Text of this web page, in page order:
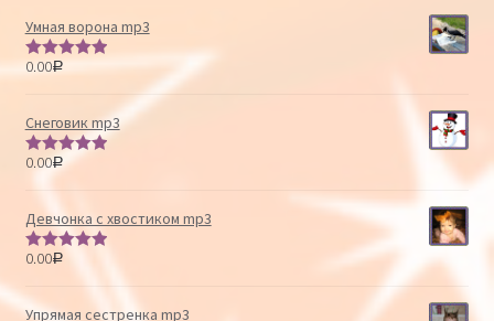
Умная ворона mp3
Оценка
0.00Р
Снеговик mp3
Оценка
0.00Р
Девчонка с хвостиком mp3
Оценка
0.00Р
Упрямая сестренка mp3